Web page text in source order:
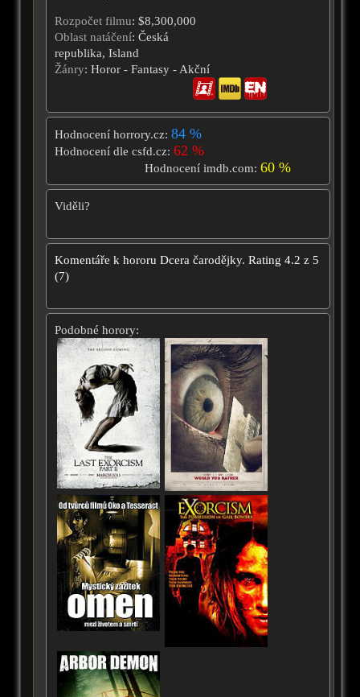
Rozpočet filmu: $8,300,000
Oblast natáčení: Česká
republika, Island
Žánry: Horor - Fantasy - Akční
Hodnocení horrory.cz: 84 %
Hodnocení dle csfd.cz: 62 %
Hodnocení imdb.com:60 %
Viděli?
Komentáře k hororu Dcera čarodějky. Rating 4.2 z 5
(7)
Podobné horory: